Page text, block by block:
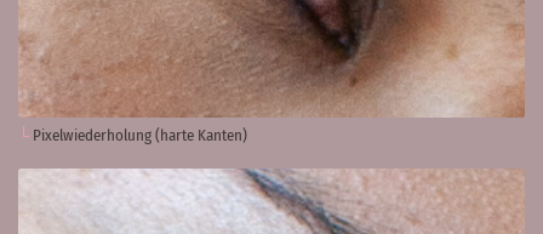
Pixelwiederholung (harte Kanten)